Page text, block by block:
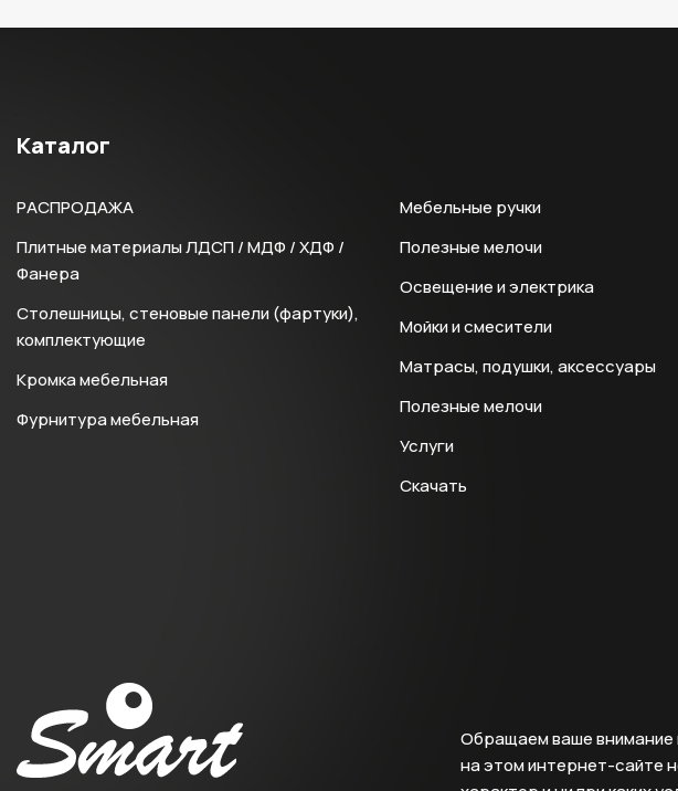
Каталог
РАСПРОДАЖА
Плитные материалы ЛДСП / МДФ / ХДФ /
Фанера
Столешницы, стеновые панели (фартуки),
комплектующие
Кромка мебельная
Фурнитура мебельная
Мебельные ручки
Полезные мелочи
Освещение и электрика
Мойки и смесители
Матрасы, подушки, аксессуары
Полезные мелочи
Услуги
Скачать
Обращаем ваше внимание
на этом интернет-сайте